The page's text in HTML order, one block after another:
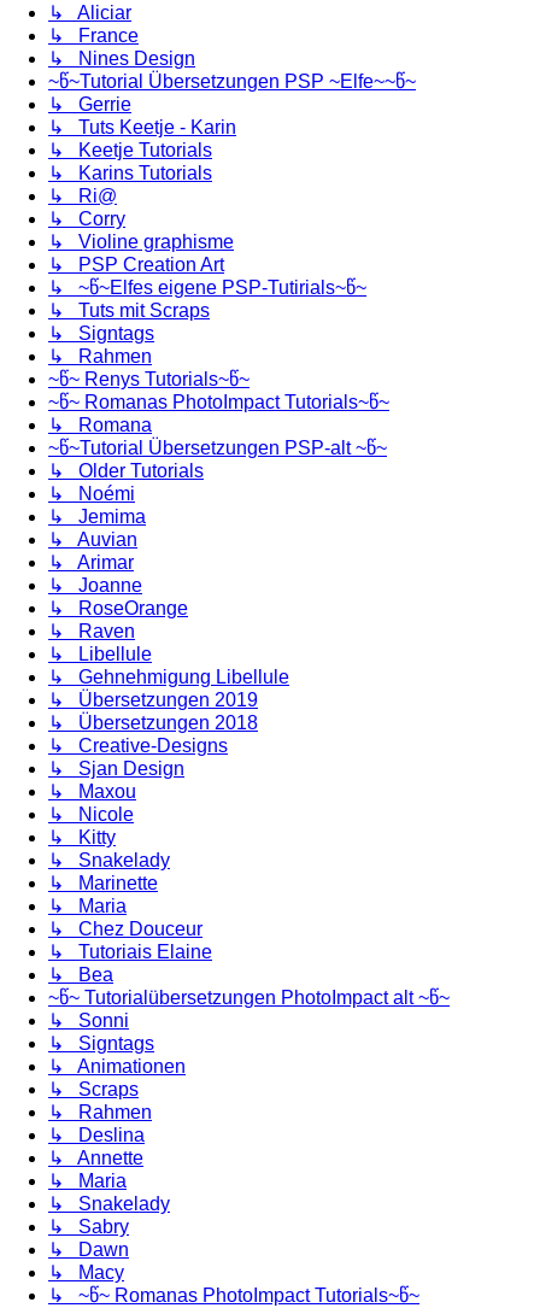
↳ Aliciar
↳ France
↳ Nines Design
~წ~Tutorial Übersetzungen PSP ~Elfe~~წ~
↳ Gerrie
↳ Tuts Keetje - Karin
↳ Keetje Tutorials
↳ Karins Tutorials
↳ Ri@
↳ Corry
↳ Violine graphisme
↳ PSP Creation Art
↳ ~წ~Elfes eigene PSP-Tutirials~წ~
↳ Tuts mit Scraps
↳ Signtags
↳ Rahmen
~წ~ Renys Tutorials~წ~
~წ~ Romanas PhotoImpact Tutorials~წ~
↳ Romana
~წ~Tutorial Übersetzungen PSP-alt ~წ~
↳ Older Tutorials
↳ Noémi
↳ Jemima
↳ Auvian
↳ Arimar
↳ Joanne
↳ RoseOrange
↳ Raven
↳ Libellule
↳ Gehnehmigung Libellule
↳ Übersetzungen 2019
↳ Übersetzungen 2018
↳ Creative-Designs
↳ Sjan Design
↳ Maxou
↳ Nicole
↳ Kitty
↳ Snakelady
↳ Marinette
↳ Maria
↳ Chez Douceur
↳ Tutoriais Elaine
↳ Bea
~წ~ Tutorialübersetzungen PhotoImpact alt ~წ~
↳ Sonni
↳ Signtags
↳ Animationen
↳ Scraps
↳ Rahmen
↳ Deslina
↳ Annette
↳ Maria
↳ Snakelady
↳ Sabry
↳ Dawn
↳ Macy
↳ ~წ~ Romanas PhotoImpact Tutorials~წ~